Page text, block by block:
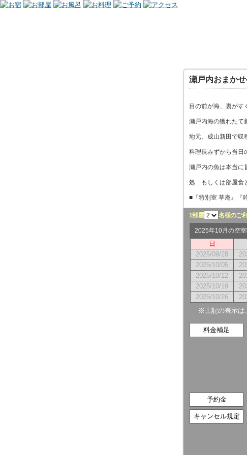
瀬戸内おまか
目の前が海、裏がす
瀬戸内海の獲れたて
地元、成山新田で収
料理長みずから当日
瀬戸内の魚は本当
処 もしくは部屋食
■『特別室 草庵』『
1部屋 名様のご
2025年10月の空
日
2025/09/28
2025/10/05
2025/10/12
2025/10/19
2025/10/26
※上記の表示は
料金補足
予約金
キャンセル規定